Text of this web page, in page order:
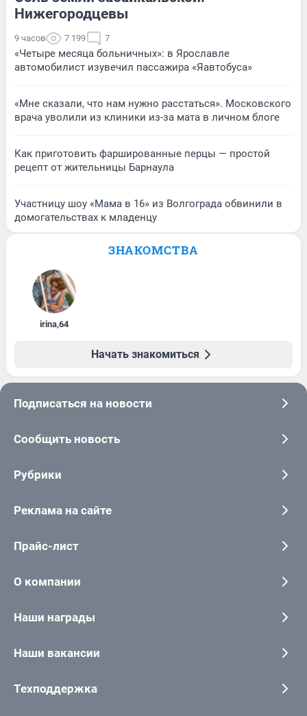
Нижегородцевы
9 часов 7 199 7
«Четыре месяца больничных»: в Ярославле
автомобилист изувечил пассажира «Яавтобуса»
«Мне сказали, что нам нужно расстаться». Московского
врача уволили из клиники из-за мата в личном блоге
Как приготовить фаршированные перцы — простой
рецепт от жительницы Барнаула
Участницу шоу «Мама в 16» из Волгограда обвинили в
домогательствах к младенцу
ЗНАКОМСТВА
irina,64
Начать знакомиться
Подписаться на новости
Сообщить новость
Рубрики
Реклама на сайте
Прайс-лист
О компании
Наши награды
Наши вакансии
Техподдержка